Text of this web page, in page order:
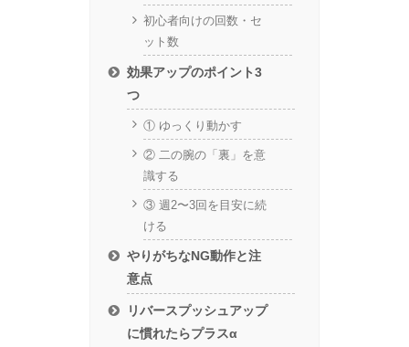
初心者向けの回数・セ
ット数
効果アップのポイント3
つ
① ゆっくり動かす
② 二の腕の「裏」を意
識する
③ 週2〜3回を目安に続
ける
やりがちなNG動作と注
意点
リバースプッシュアップ
に慣れたらプラスα